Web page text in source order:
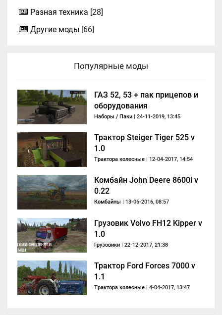
Разная техника [28]
Другие моды [66]
Популярные моды
ГАЗ 52, 53 + пак прицепов и
оборудования
Наборы / Паки | 24-11-2019, 13:45
Трактор Steiger Tiger 525 v
1.0
Трактора колесные | 12-04-2017, 14:54
Комбайн John Deere 8600i v
0.22
Комбайны | 13-06-2016, 08:57
Грузовик Volvo FH12 Kipper v
1.0
Грузовики | 22-12-2017, 21:38
Трактор Ford Forces 7000 v
1.1
Трактора колесные | 4-04-2017, 13:47